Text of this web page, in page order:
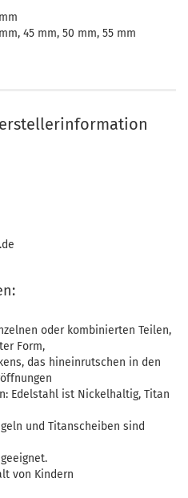
45 mm, 50 mm, 55 mm
oder kombinierten Teilen,
Form,
das hineinrutschen in den
Edelstahl ist Nickelhaltig, Titan
und Titanscheiben sind
von Kindern